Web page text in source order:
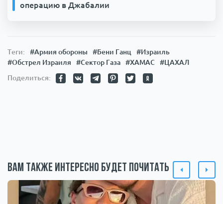
операцию в Джабалии
Теги: #Армия обороны #Бени Ганц
#Израиль
#Обстрел Израиля
#Сектор Газа #ХАМАС
#ЦАХАЛ
Поделиться:
Вам также интересно будет почитать